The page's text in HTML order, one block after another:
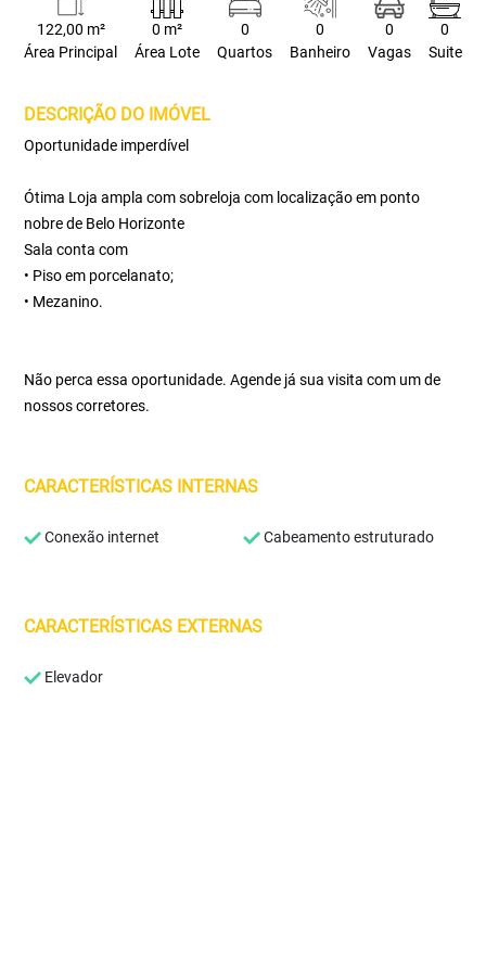
122,00 m²
Área Principal
0 m²
Área Lote
0
Quartos
0
Banheiro
0
Vagas
0
Suite
DESCRIÇÃO DO IMÓVEL
Oportunidade imperdível
Ótima Loja ampla com sobreloja com localização em ponto
nobre de Belo Horizonte
Sala conta com
• Piso em porcelanato;
• Mezanino.
Não perca essa oportunidade. Agende já sua visita com um de
nossos corretores.
CARACTERÍSTICAS INTERNAS
Conexão internet Cabeamento estruturado
CARACTERÍSTICAS EXTERNAS
Elevador